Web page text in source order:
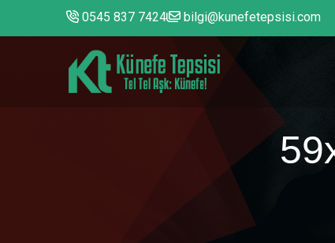
0545 837 7424 bilgi@kunefetepsisi.com